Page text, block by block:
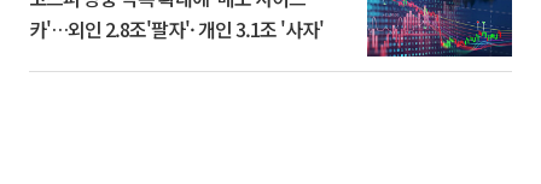
카'…외인 2.8조'팔자'· 개인 3.1조 '사자'